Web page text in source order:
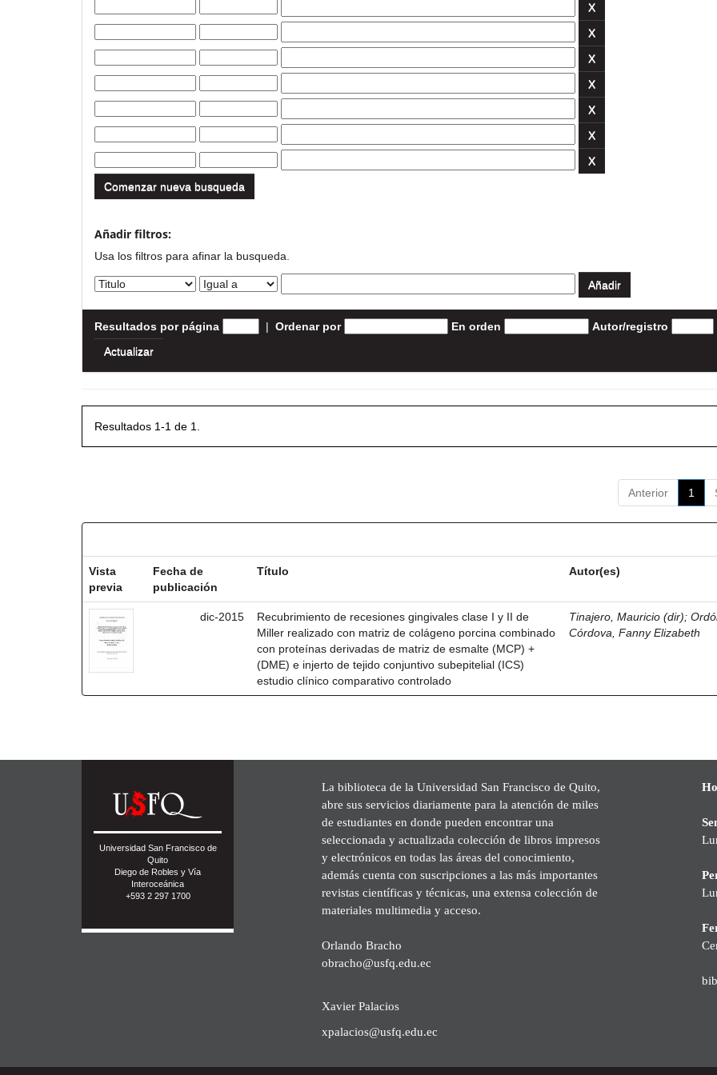
Comenzar nueva busqueda
Añadir filtros:
Usa los filtros para afinar la busqueda.
Resultados por página | Ordenar por En orden Autor/registro
Resultados 1-1 de 1.
Anterior 1
Vista
previa
Fecha de
publicación
Título Autor(es)
dic-2015
Recubrimiento de recesiones gingivales clase I y II de
Miller realizado con matriz de colágeno porcina combinado
con proteínas derivadas de matriz de esmalte (MCP) +
(DME) e injerto de tejido conjuntivo subepitelial (ICS)
estudio clínico comparativo controlado
Tinajero, Mauricio (dir);
Córdova, Fanny Elizabeth
Universidad San Francisco de
Quito
Diego de Robles y Vía
Interoceánica
+593 2 297 1700
La biblioteca de la Universidad San Francisco de Quito,
abre sus servicios diariamente para la atención de miles
de estudiantes en donde pueden encontrar una
seleccionada y actualizada colección de libros impresos
y electrónicos en todas las áreas del conocimiento,
además cuenta con suscripciones a las más importantes
revistas científicas y técnicas, una extensa colección de
materiales multimedia y acceso.
Orlando Bracho
obracho@usfq.edu.ec
Xavier Palacios
xpalacios@usfq.edu.ec